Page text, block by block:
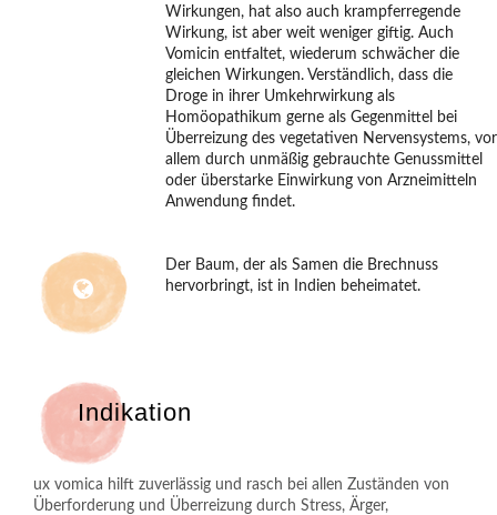
Wirkungen, hat also auch krampferregende
Wirkung, ist aber weit weniger giftig. Auch
Vomicin entfaltet, wiederum schwächer die
gleichen Wirkungen. Verständlich, dass die
Droge in ihrer Umkehrwirkung als
Homöopathikum gerne als Gegenmittel bei
Überreizung des vegetativen Nervensystems, vor
allem durch unmäßig gebrauchte Genussmittel
oder überstarke Einwirkung von Arzneimitteln
Anwendung findet.
Der Baum, der als Samen die Brechnuss
hervorbringt, ist in Indien beheimatet.
Indikation
ux vomica hilft zuverlässig und rasch bei allen Zuständen von
Überforderung und Überreizung durch Stress, Ärger,